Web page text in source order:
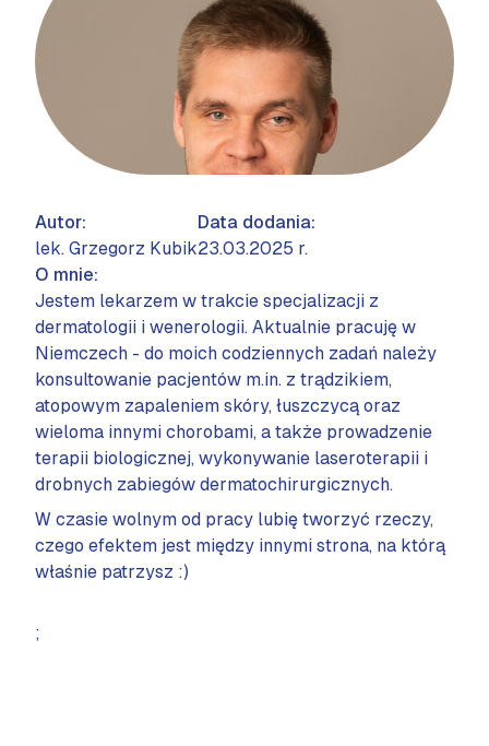
Autor:
lek. Grzegorz Kubik
Data dodania:
23.03.2025 r.
O mnie:
Jestem lekarzem w trakcie specjalizacji z
dermatologii i wenerologii. Aktualnie pracuję w
Niemczech - do moich codziennych zadań należy
konsultowanie pacjentów m.in. z trądzikiem,
atopowym zapaleniem skóry, łuszczycą oraz
wieloma innymi chorobami, a także prowadzenie
terapii biologicznej, wykonywanie laseroterapii i
drobnych zabiegów dermatochirurgicznych.
W czasie wolnym od pracy lubię tworzyć rzeczy,
czego efektem jest między innymi strona, na którą
właśnie patrzysz :)
;